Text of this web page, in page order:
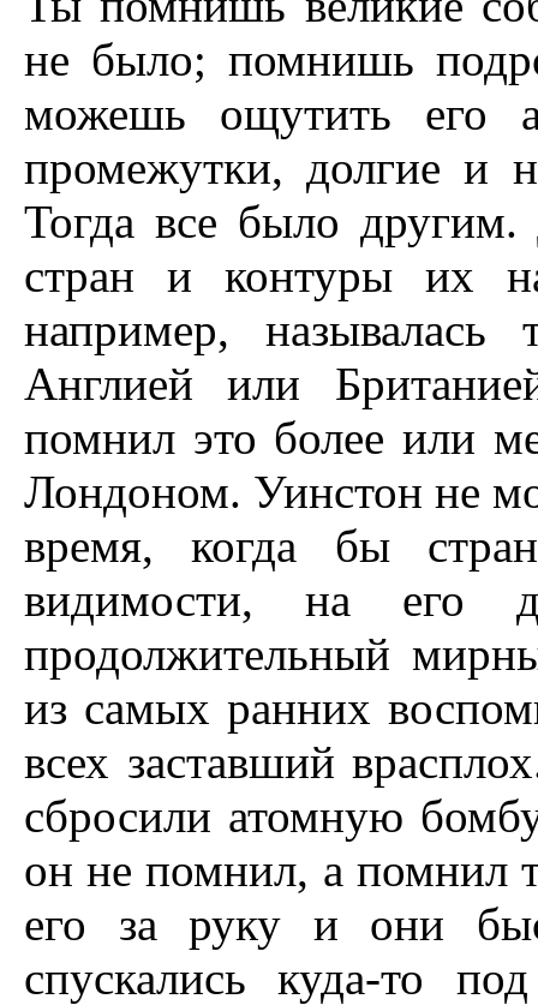
не было; помнишь
можешь ощутить его
промежутки, долгие и
Тогда все было
стран и контуры их
например, называлась
Англией или
помнил это более или
Лондоном. Уинстон не
время, когда бы
видимости, на его
продолжительный
из самых ранних
всех заставший
сбросили атомную
он не помнил, а помнил
его за руку и они
спускались куда-то